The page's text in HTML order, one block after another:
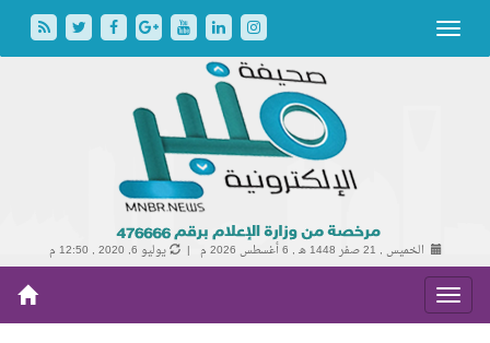
الخميس , 21 صفر 1448 هـ , 6 أغسطس 2026 م | يوليو 6, 2020 , 12:50 م